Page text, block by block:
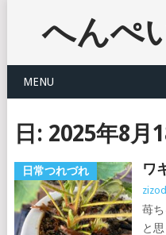
へんぺ
MENU
日: 2025年8月
日常つれづれ ワ
苺
と